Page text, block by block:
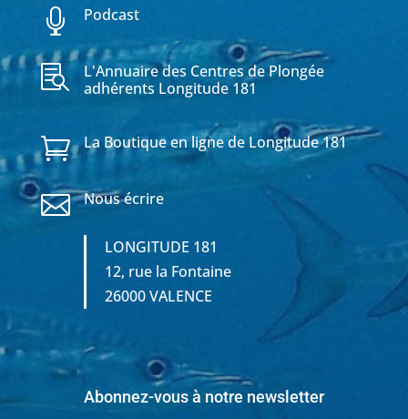
 Podcast

L'Annuaire des Centres de Plongée
adhérents Longitude 181
 La Boutique en ligne de Longitude 181
 Nous écrire
LONGITUDE 181
12, rue la Fontaine
26000 VALENCE
Abonnez-vous à notre newsletter